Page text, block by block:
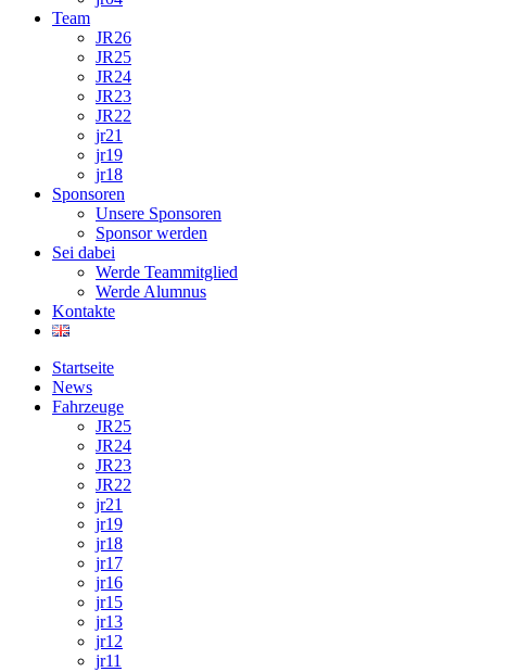
Team
JR26
JR25
JR24
JR23
JR22
jr21
jr19
jr18
Sponsoren
Unsere Sponsoren
Sponsor werden
Sei dabei
Werde Teammitglied
Werde Alumnus
Kontakte
Startseite
News
Fahrzeuge
JR25
JR24
JR23
JR22
jr21
jr19
jr18
jr17
jr16
jr15
jr13
jr12
jr11